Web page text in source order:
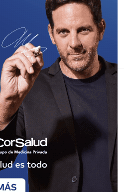
por la caída de un
Hace 1 día